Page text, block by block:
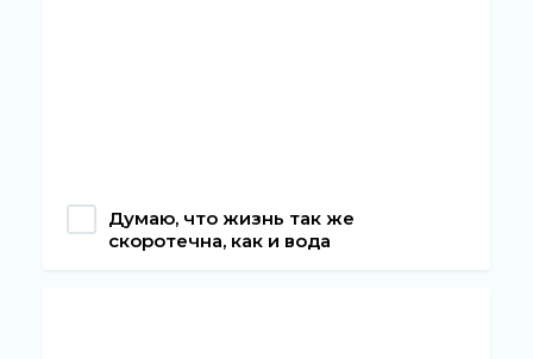
Думаю, что жизнь так же
скоротечна, как и вода